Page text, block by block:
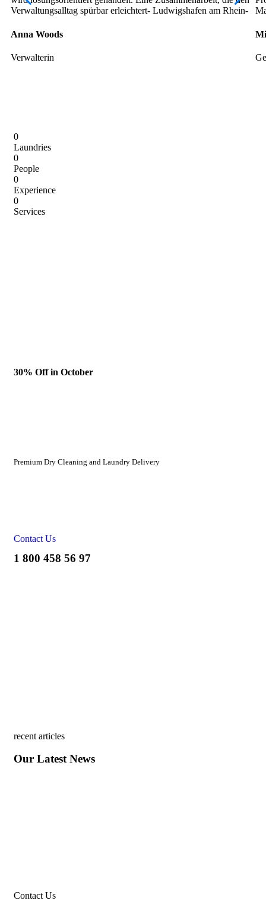
Verwaltungsalltag spürbar erleichtert- Ludwigshafen am Rhein-
Anna Woods
Verwalterin
0
Laundries
0
People
0
Experience
0
Services
30% Off in October
Premium Dry Cleaning and Laundry Delivery
Contact Us
1 800 458 56 97
recent articles
Our Latest News
Contact Us